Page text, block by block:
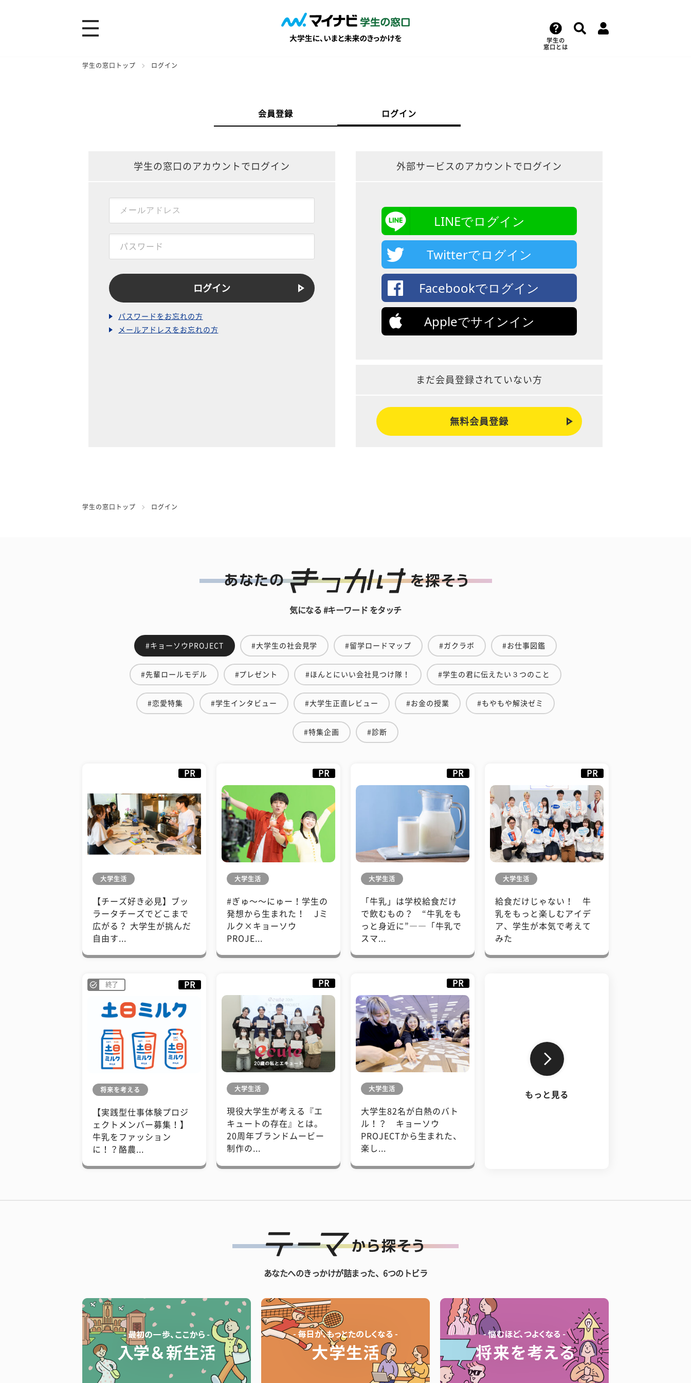
学生の
窓口とは
学生の窓口トップ ログイン
会員登録 ログイン
学生の窓口のアカウントでログイン
パスワードをお忘れの方
メールアドレスをお忘れの方
外部サービスのアカウントでログイン
LINEでログイン
Twitterでログイン
Facebookでログイン
Appleでサインイン
まだ会員登録されていない方
無料会員登録
学生の窓口トップ ログイン
気になる #キーワード をタッチ
#キョーソウPROJECT #大学生の社会見学 #留学ロードマップ #ガクラボ #お仕事図鑑
#先輩ロールモデル #プレゼント #ほんとにいい会社見つけ隊！ #学生の君に伝えたい３つのこと
#恋愛特集 #学生インタビュー #大学生正直レビュー #お金の授業 #もやもや解決ゼミ
#特集企画 #診断
PR
大学生活
【チーズ好き必見】ブッ
ラータチーズでどこまで
広がる？ 大学生が挑んだ
自由す...
PR
大学生活
#ぎゅ〜〜にゅー！学生の
発想から生まれた！ Jミ
ルク×キョーソウ
PROJE...
PR
大学生活
「牛乳」は学校給食だけ
で飲むもの？ “牛乳をも
っと身近に”――「牛乳で
スマ...
PR
大学生活
給食だけじゃない！ 牛
乳をもっと楽しむアイデ
ア、学生が本気で考えて
みた
終了 PR
将来を考える
【実践型仕事体験プロジ
ェクトメンバー募集！】
牛乳をファッション
に！？酪農...
PR
大学生活
現役大学生が考える『エ
キュートの存在』とは。
20周年ブランドムービー
制作の...
PR
大学生活
大学生82名が白熱のバト
ル！？ キョーソウ
PROJECTから生まれた、
楽し...
もっと見る
あなたへのきっかけが詰まった、6つのトビラ